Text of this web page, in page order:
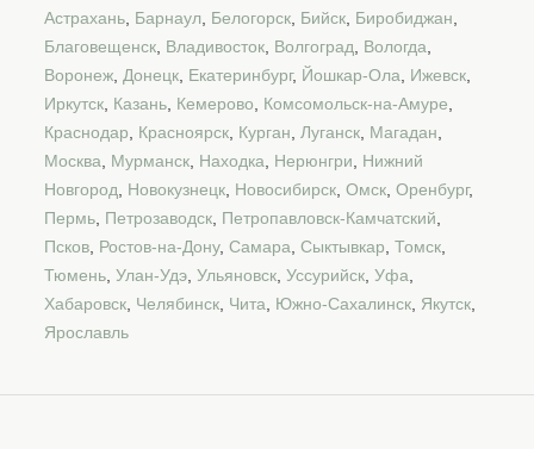
Астрахань Барнаул Белогорск Бийск Биробиджан
Благовещенск Владивосток Волгоград Вологда
Воронеж Донецк Екатеринбург, Йошкар-Ола Ижевск
Иркутск Казань Кемерово Комсомольск-на-Амуре
Краснодар
Красноярск Курган Луганск Магадан
Москва
Мурманск Находка Нерюнгри
Нижний
Новгород
Новокузнецк Новосибирск Омск Оренбург,
Пермь Петрозаводск Петропавловск-Камчатский
Псков Ростов-на-Дону, Самара Сыктывкар Томск
Тюмень Улан-Удэ Ульяновск Уссурийск Уфа
Хабаровск Челябинск Чита Южно-Сахалинск Якутск
Ярославль